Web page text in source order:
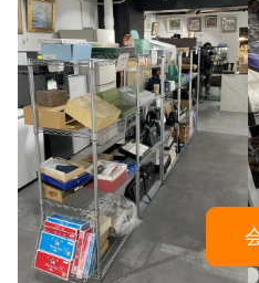
電話でのお問い合わせはこ
082-942-